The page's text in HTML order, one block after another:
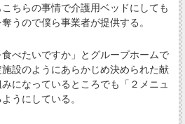
ちらの事情で介護用ベッドにしても
うので僕ら事業者が提供する。
べたいですか」とグループホームで
設のようにあらかじめ決められた献
になっているところでも「２メニュ
うにしている。